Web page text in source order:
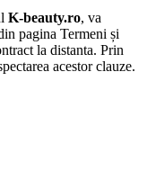
K-beauty.ro, va
pagina Termeni și
la distanta. Prin
acestor clauze.